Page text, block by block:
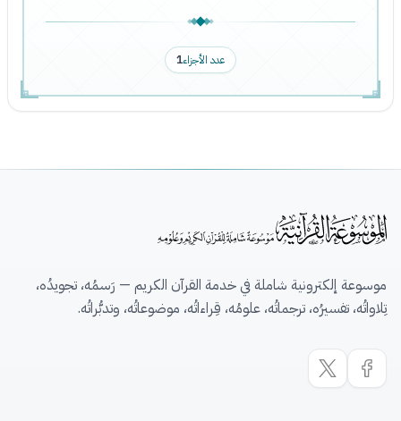
عدد الأجزاء1
موسوعة إلكترونية شاملة في خدمة القرآن الكريم — رَسمُه، تجويدُه،
تِلاواتُه، تفسيرُه، ترجماتُه، علومُه، قِراءاتُه، موضوعاتُه، وتدبُّراتُه.